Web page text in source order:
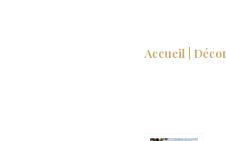
Accueil